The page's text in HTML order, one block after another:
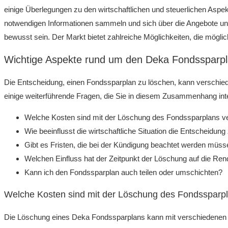
einige Überlegungen zu den wirtschaftlichen und steuerlichen
notwendigen Informationen sammeln und sich über die Angebote
bewusst sein. Der Markt bietet zahlreiche Möglichkeiten, die
Wichtige Aspekte rund um den Deka
Die Entscheidung, einen Fondssparplan zu löschen, kann
einige weiterführende Fragen, die Sie in diesem Zusammenhang
Welche Kosten sind mit der Löschung des Fondssparplans
Wie beeinflusst die wirtschaftliche Situation die
Gibt es Fristen, die bei der Kündigung beachtet werden
Welchen Einfluss hat der Zeitpunkt der Löschung auf die
Kann ich den Fondssparplan auch teilen oder umschichten?
Welche Kosten sind mit der Löschung des
Die Löschung eines Deka Fondssparplans kann mit